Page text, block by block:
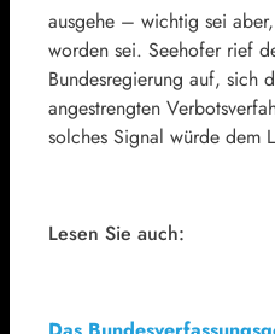
ausgehe – wichtig sei
worden sei. Seehofer rief
Bundesregierung auf, sich
angestrengten
solches Signal würde dem
Lesen Sie auch: